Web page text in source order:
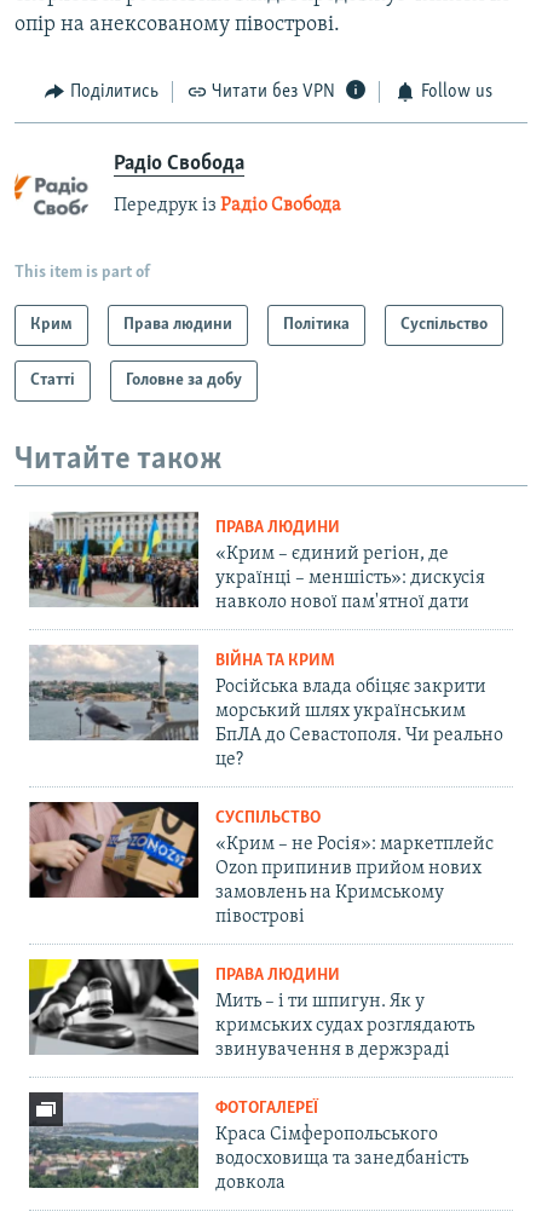
опір на анексованому півострові.
Поділитись Читати без VPN Follow us
Радіо Свобода
Передрук із Радіо Свобода
This item is part of
Крим Права людини Політика Суспільство
Статті Головне за добу
Читайте також
ПРАВА ЛЮДИНИ
«Крим – єдиний регіон, де
українці – меншість»: дискусія
навколо нової пам'ятної дати
ВІЙНА ТА КРИМ
Російська влада обіцяє закрити
морський шлях українським
БпЛА до Севастополя. Чи реально
це?
СУСПІЛЬСТВО
«Крим – не Росія»: маркетплейс
Ozon припинив прийом нових
замовлень на Кримському
півострові
ПРАВА ЛЮДИНИ
Мить – і ти шпигун. Як у
кримських судах розглядають
звинувачення в держзраді
ФОТОГАЛЕРЕЇ
Краса Сімферопольського
водосховища та занедбаність
довкола